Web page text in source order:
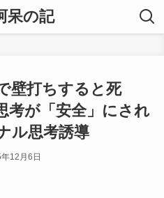
呆の記
壁打ちすると死
考が「安全」にされ
ル思考誘導
12月6日